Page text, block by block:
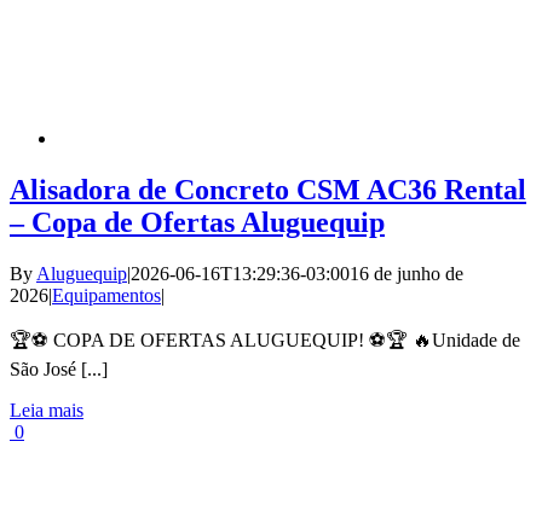
Alisadora de Concreto CSM AC36 Rental
– Copa de Ofertas Aluguequip
By Aluguequip|2026-06-16T13:29:36-03:0016 de junho de
2026|Equipamentos|
🏆⚽ COPA DE OFERTAS ALUGUEQUIP! ⚽🏆 🔥Unidade de
São José [...]
Leia mais
0